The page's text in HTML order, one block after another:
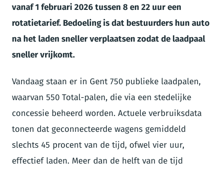
vanaf 1 februari 2026 tussen 8 en 22 uur een
rotatietarief. Bedoeling is dat bestuurders hun auto
na het laden sneller verplaatsen zodat de laadpaal
sneller vrijkomt.
Vandaag staan er in Gent 750 publieke laadpalen,
waarvan 550 Total-palen, die via een stedelijke
concessie beheerd worden. Actuele verbruiksdata
tonen dat geconnecteerde wagens gemiddeld
slechts 45 procent van de tijd, ofwel vier uur,
effectief laden. Meer dan de helft van de tijd